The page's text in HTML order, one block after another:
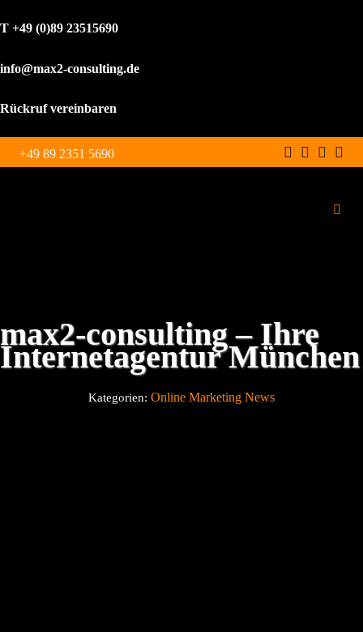
T +49 (0)89 23515690
info@max2-consulting.de
Rückruf vereinbaren
Zum
Inhalt
+49 89 2351 5690
WordPress Agentur
max2-consulting – Ihre
Internetagentur München
Kategorien: Online Marketing News